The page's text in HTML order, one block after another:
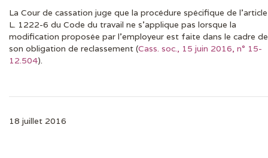
La Cour de cassation juge que la procédure spécifique de l’article
L. 1222-6 du Code du travail ne s’applique pas lorsque la
modification proposée par l’employeur est faite dans le cadre de
son obligation de reclassement (Cass. soc., 15 juin 2016, n° 15-
12.504).
18 juillet 2016